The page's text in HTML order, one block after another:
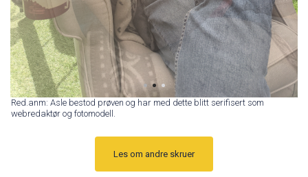
Red.anm: Asle bestod prøven og har med dette blitt serifisert som
webredaktør og fotomodell.
Les om andre skruer